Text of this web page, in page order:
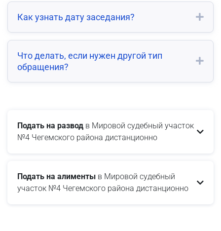
Как узнать дату заседания?
Что делать, если нужен другой тип
обращения?
Подать на развод в Мировой судебный участок
№4 Чегемского района дистанционно
Подать на алименты в Мировой судебный
участок №4 Чегемского района дистанционно